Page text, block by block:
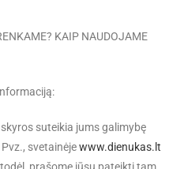
KAIP NAUDOJAME
suteikia jums galimybę
svetainėjewww.dienukas.lt